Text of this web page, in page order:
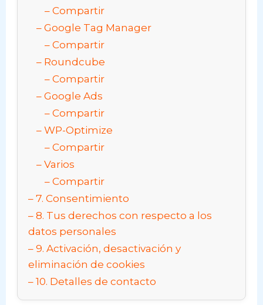
Compartir
Google Tag Manager
Compartir
Roundcube
Compartir
Google Ads
Compartir
WP-Optimize
Compartir
Varios
Compartir
7. Consentimiento
8. Tus derechos con respecto a los
datos personales
9. Activación, desactivación y
eliminación de cookies
10. Detalles de contacto